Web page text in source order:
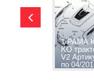
1 РАМА
KO
V2
по 04/